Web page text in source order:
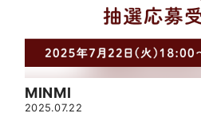
MINMI
2025.07.22